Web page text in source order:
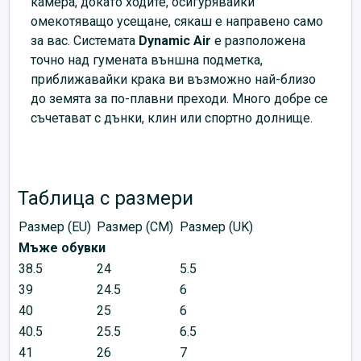
омекотяващо усещане, сякаш е направено само
за вас. Системата Dynamic Air е разположена
точно над гумената външна подметка,
приближавайки крака ви възможно най-близо
до земята за по-плавни преходи. Много добре се
съчетават с дънки, клин или спортно долнище.
Таблица с размери
Размер (EU) Размер (CM) Размер (UK)
Мъже обувки
38.5
24
5.5
39
24.5
6
40
25
6
40.5
25.5
6.5
41
26
7